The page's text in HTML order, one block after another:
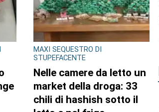
EDITORIA E COOPERAZIONE
AGCI e FILE: un’alleanza
per tutelare i giornali
locali e no profit